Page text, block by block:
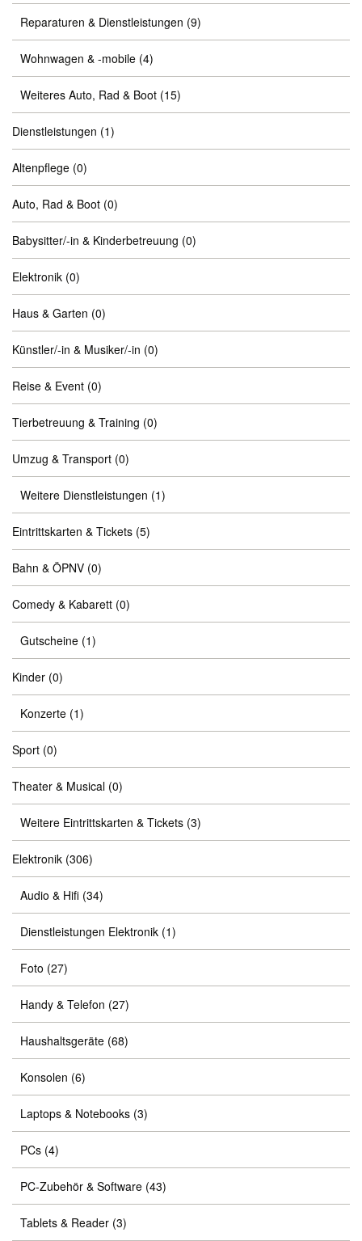
Reparaturen & Dienstleistungen (9)
Wohnwagen & -mobile (4)
Weiteres Auto, Rad & Boot (15)
Dienstleistungen (1)
Altenpflege (0)
Auto, Rad & Boot (0)
Babysitter/-in & Kinderbetreuung (0)
Elektronik (0)
Haus & Garten (0)
Künstler/-in & Musiker/-in (0)
Reise & Event (0)
Tierbetreuung & Training (0)
Umzug & Transport (0)
Weitere Dienstleistungen (1)
Eintrittskarten & Tickets (5)
Bahn & ÖPNV (0)
Comedy & Kabarett (0)
Gutscheine (1)
Kinder (0)
Konzerte (1)
Sport (0)
Theater & Musical (0)
Weitere Eintrittskarten & Tickets (3)
Elektronik (306)
Audio & Hifi (34)
Dienstleistungen Elektronik (1)
Foto (27)
Handy & Telefon (27)
Haushaltsgeräte (68)
Konsolen (6)
Laptops & Notebooks (3)
PCs (4)
PC-Zubehör & Software (43)
Tablets & Reader (3)